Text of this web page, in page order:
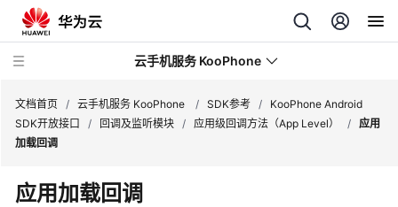
云手机服务 KooPhone
动
文档首页 / 云手机服务 KooPhone / SDK参考 /
KooPhone Android
SDK开放接口
/ 回调及监听模块 / 应用级回调方法（App Level） / 应用
加载回调
应用加载回调